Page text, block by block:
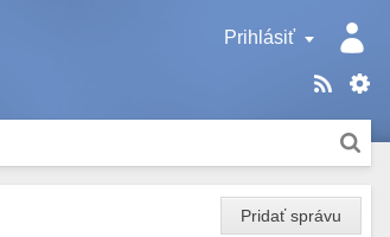
Prihlásiť
Pridať správu